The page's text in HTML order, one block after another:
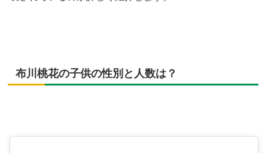
布川桃花の子供の性別と人数は？